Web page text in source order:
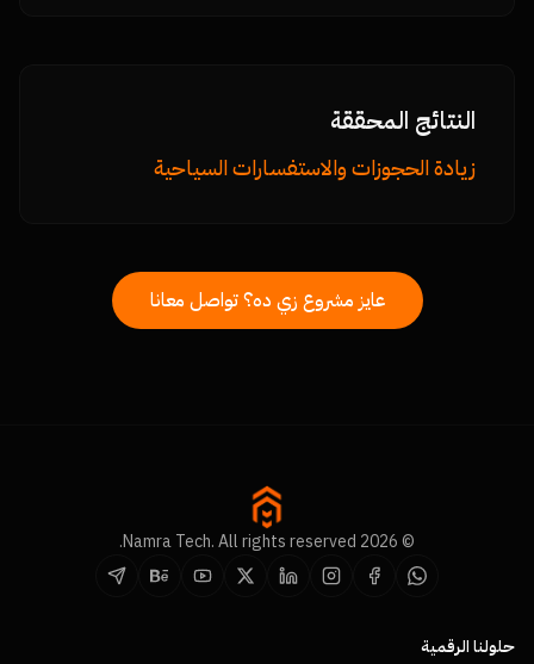
النتائج المحققة
زيادة الحجوزات والاستفسارات السياحية
عايز مشروع زي ده؟ تواصل معانا
© 2026 Namra Tech. All rights reserved.
حلولنا الرقمية